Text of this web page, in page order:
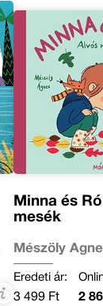
Minna és
mesék
Mészöly
Eredeti ár:
3 499 Ft
2